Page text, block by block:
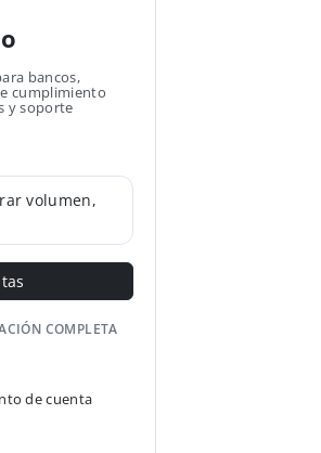
bancos,
cumplimiento
y soporte
volumen,
COMPLETA
de cuenta